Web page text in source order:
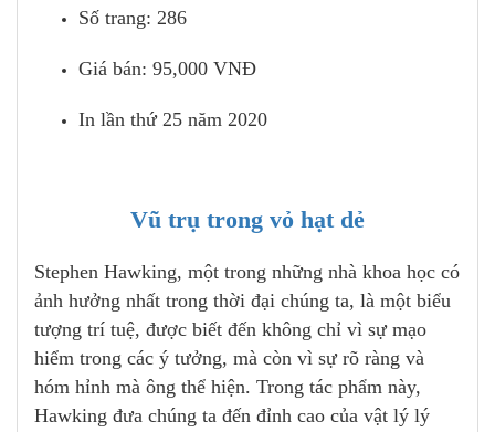
Số trang: 286
Giá bán: 95,000 VNĐ
In lần thứ 25 năm 2020
Vũ trụ trong vỏ hạt dẻ
Stephen Hawking, một trong những nhà khoa học có
ảnh hưởng nhất trong thời đại chúng ta, là một biểu
tượng trí tuệ, được biết đến không chỉ vì sự mạo
hiểm trong các ý tưởng, mà còn vì sự rõ ràng và
hóm hỉnh mà ông thể hiện. Trong tác phẩm này,
Hawking đưa chúng ta đến đỉnh cao của vật lý lý